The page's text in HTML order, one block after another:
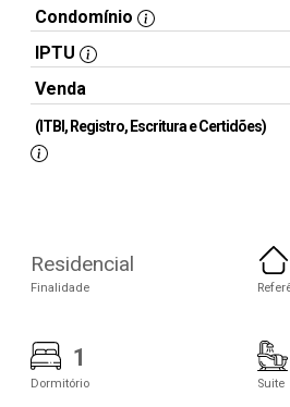
Condomínio
IPTU
Venda
(ITBI, Registro, Escritura e Certidões)
Residencial
Finalidade
1
Dormitório Suite